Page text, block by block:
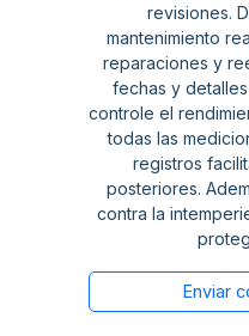
revisiones.
mantenimiento
reparaciones y
fechas y
controle el
todas las
registros
posteriores.
contra la
Enviar